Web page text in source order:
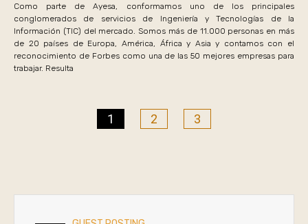
Como parte de Ayesa, conformamos uno de los principales
conglomerados de servicios de Ingeniería y Tecnologías de la
Información (TIC) del mercado. Somos más de 11.000 personas en más
de 20 países de Europa, América, África y Asia y contamos con el
reconocimiento de Forbes como una de las 50 mejores empresas para
trabajar. Resulta
1 2 3